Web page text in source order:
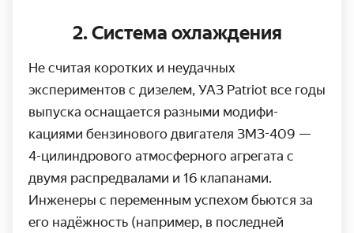
2. Система охлаждения
Не считая коротких и неудачных
экспериментов с дизелем, УАЗ Patriot все годы
выпуска оснащается разными модифи­
кациями бензинового двигателя ЗМЗ-409 —
4-цилин­дрового атмосферного агрегата с
двумя распред­валами и 16 клапанами.
Инженеры с переменным успехом бьются за
его надёж­ность (например, в последней